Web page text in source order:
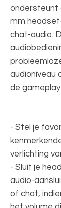
ondersteunt
mm
chat-audio.
audioniveau
de
- Stel je
verlichting
- Sluit je
audio-
of chat,